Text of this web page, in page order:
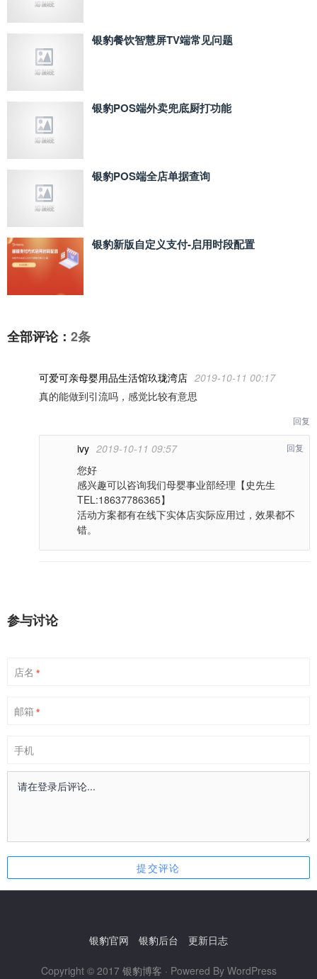
银豹餐饮智慧屏TV端常见问题
银豹POS端外卖兜底厨打功能
银豹POS端全店单据查询
银豹新版自定义支付‑启用时段配置
全部评论： 2条
可爱可亲母婴用品生活馆玖珑湾店 2019-10-11 00:17
真的能做到引流吗，感觉比较有意思
回复
ivy 2019-10-11 09:57
您好
感兴趣可以咨询我们母婴事业部经理【史先生
TEL:18637786365】
活动方案都有在线下实体店实际应用过，效果都不
错。
回复
参与讨论
店名 *
邮箱 *
手机
银豹官网 银豹后台 更新日志
Copyright © 2017 银豹博客 · Powered By WordPress